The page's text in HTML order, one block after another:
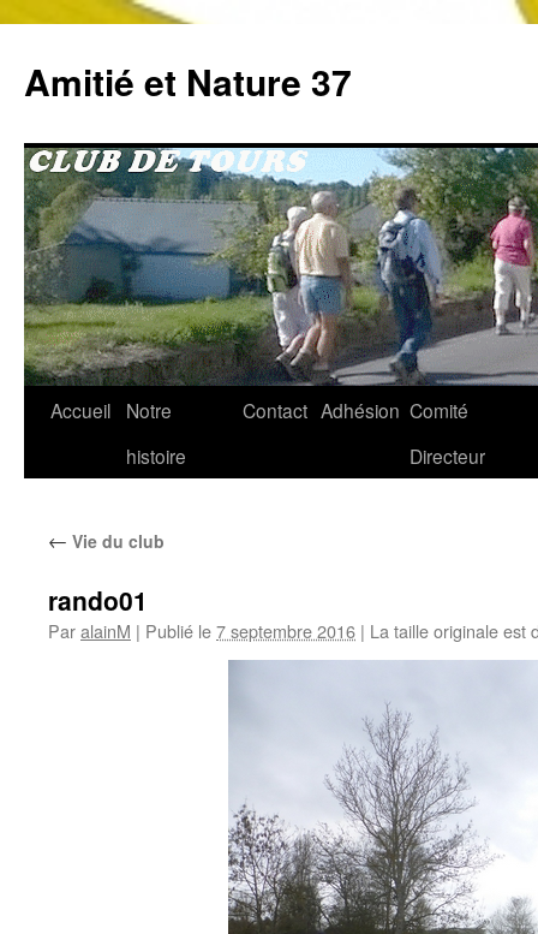
contenu
Amitié et Nature 37
Accueil
Notre
histoire
Contact Adhésion Comité
Directeur
← Vie du club
rando01
ParalainM | Publié le7 septembre 2016 | La taille originale est